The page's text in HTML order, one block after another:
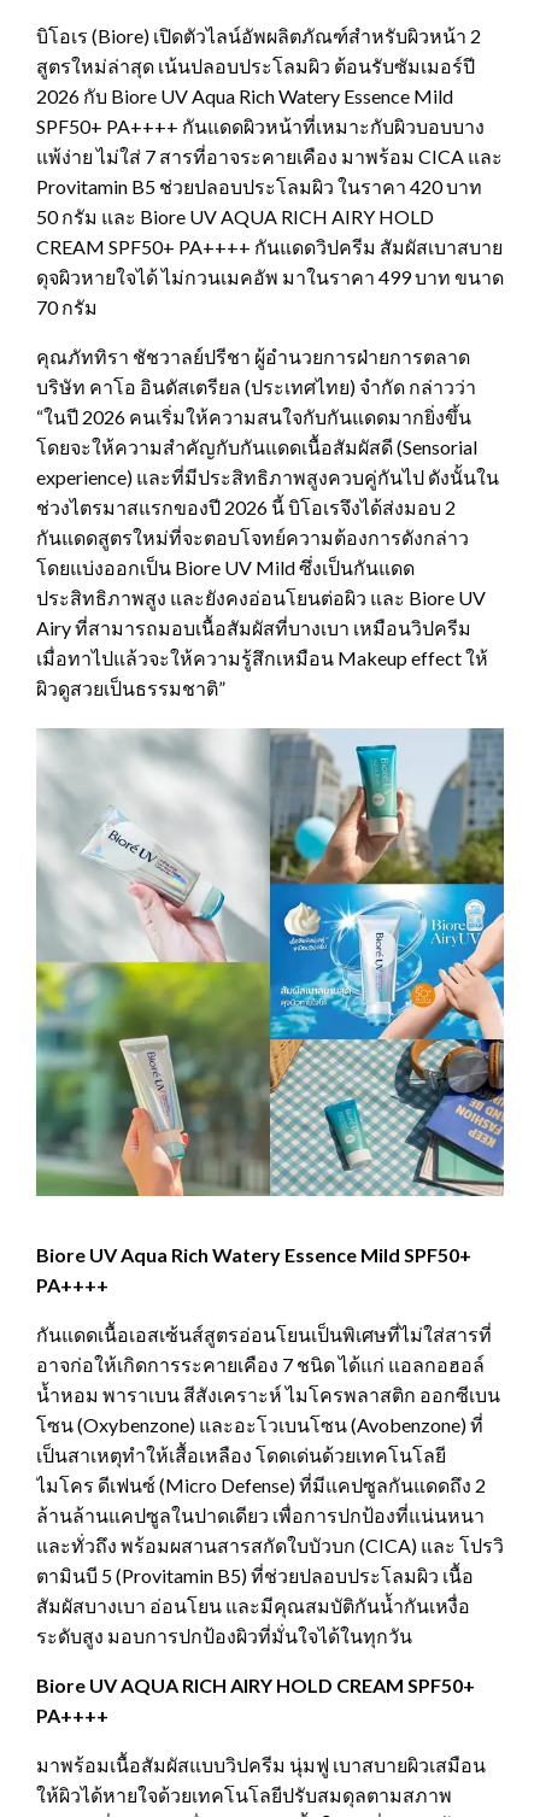
บิโอเร (Biore) เปิดตัวไลน์อัพผลิตภัณฑ์สำหรับผิวหน้า 2
สูตรใหม่ล่าสุด เน้นปลอบประโลมผิว ต้อนรับซัมเมอร์ปี
2026 กับ Biore UV Aqua Rich Watery Essence Mild
SPF50+ PA++++ กันแดดผิวหน้าที่เหมาะกับผิวบอบบาง
แพ้ง่าย ไม่ใส่ 7 สารที่อาจระคายเคือง มาพร้อม CICA และ
Provitamin B5 ช่วยปลอบประโลมผิว ในราคา 420 บาท
50 กรัม และ Biore UV AQUA RICH AIRY HOLD
CREAM SPF50+ PA++++ กันแดดวิปครีม สัมผัสเบาสบาย
ดุจผิวหายใจได้ ไม่กวนเมคอัพ มาในราคา 499 บาท ขนาด
70 กรัม
คุณภัททิรา ชัชวาลย์ปรีชา ผู้อำนวยการฝ่ายการตลาด
บริษัท คาโอ อินดัสเตรียล (ประเทศไทย) จำกัด กล่าวว่า
“ในปี 2026 คนเริ่มให้ความสนใจกับกันแดดมากยิ่งขึ้น
โดยจะให้ความสำคัญกับกันแดดเนื้อสัมผัสดี (Sensorial
experience) และที่มีประสิทธิภาพสูงควบคู่กันไป ดังนั้นใน
ช่วงไตรมาสแรกของปี 2026 นี้ บิโอเรจึงได้ส่งมอบ 2
กันแดดสูตรใหม่ที่จะตอบโจทย์ความต้องการดังกล่าว
โดยแบ่งออกเป็น Biore UV Mild ซึ่งเป็นกันแดด
ประสิทธิภาพสูง และยังคงอ่อนโยนต่อผิว และ Biore UV
Airy ที่สามารถมอบเนื้อสัมผัสที่บางเบา เหมือนวิปครีม
เมื่อทาไปแล้วจะให้ความรู้สึกเหมือน Makeup effect ให้
ผิวดูสวยเป็นธรรมชาติ”
Biore UV Aqua Rich Watery Essence Mild SPF50+
PA++++
กันแดดเนื้อเอสเซ้นส์สูตรอ่อนโยนเป็นพิเศษที่ไม่ใส่สารที่
อาจก่อให้เกิดการระคายเคือง 7 ชนิด ได้แก่ แอลกอฮอล์
น้ำหอม พาราเบน สีสังเคราะห์ ไมโครพลาสติก ออกซีเบน
โซน (Oxybenzone) และอะโวเบนโซน (Avobenzone) ที่
เป็นสาเหตุทำให้เสื้อเหลือง โดดเด่นด้วยเทคโนโลยี
ไมโคร ดีเฟนซ์ (Micro Defense) ที่มีแคปซูลกันแดดถึง 2
ล้านล้านแคปซูลในปาดเดียว เพื่อการปกป้องที่แน่นหนา
และทั่วถึง พร้อมผสานสารสกัดใบบัวบก (CICA) และ โปรวิ
ตามินบี 5 (Provitamin B5) ที่ช่วยปลอบประโลมผิว เนื้อ
สัมผัสบางเบา อ่อนโยน และมีคุณสมบัติกันน้ำกันเหงื่อ
ระดับสูง มอบการปกป้องผิวที่มั่นใจได้ในทุกวัน
Biore UV AQUA RICH AIRY HOLD CREAM SPF50+
PA++++
มาพร้อมเนื้อสัมผัสแบบวิปครีม นุ่มฟู เบาสบายผิวเสมือน
ให้ผิวได้หายใจด้วยเทคโนโลยีปรับสมดุลตามสภาพ